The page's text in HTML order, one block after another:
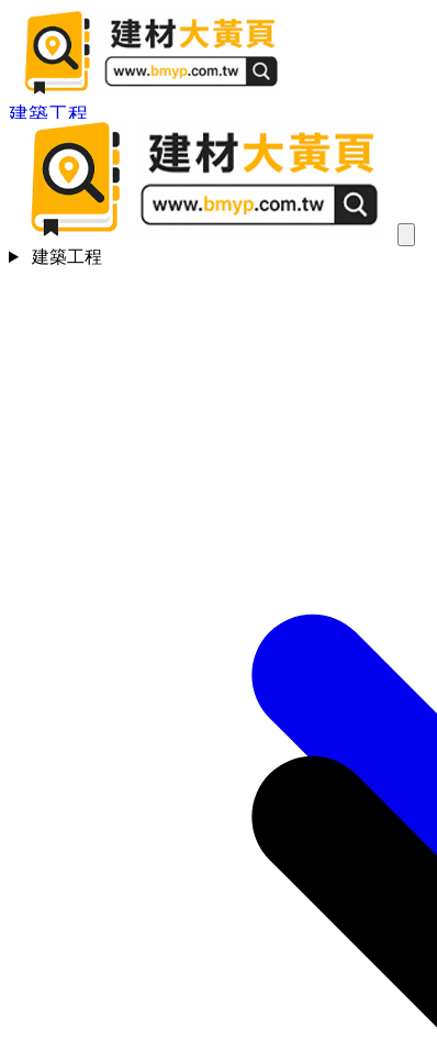
建築工程
建築工程